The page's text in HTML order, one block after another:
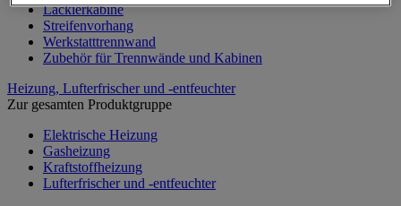
Lackierkabine
Streifenvorhang
Werkstatttrennwand
Zubehör für Trennwände und Kabinen
Heizung, Lufterfrischer und -entfeuchter
Zur gesamten Produktgruppe
Elektrische Heizung
Gasheizung
Kraftstoffheizung
Lufterfrischer und -entfeuchter